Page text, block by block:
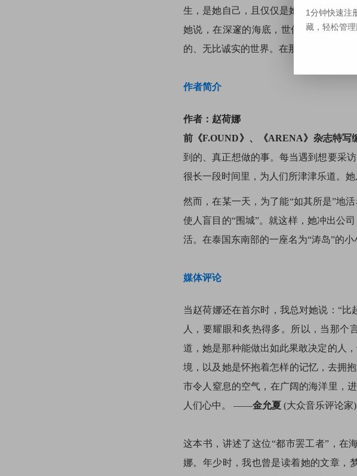
生，是她自己，且仅仅是她自己，所选
她说，在深邃的海底，世俗的语言变得
的、无比诚实的世界。在那片海里，今
作者简介
作者：赵荷娜
前《F.OUND》、《ARENA》杂志特写
到的、真正想做的事。每当遇到想要采
很长一段时间里，为人们所津津乐道。
然而，在某一天，为了能“如其所是”地
使人盲目的“围城”。就这样，她冲出公
活。在泰国东南部的一座名为“涛岛”的
媒体评论
当赵荷娜还在首尔时，我总对她说：“
人，要耀眼和炙热得多。所以，当那个
道，她是那种能做出如此果敢决定的人
境，以及她是怀抱着怎样的记忆，去拥
市令人窒息的空气，在广阔的海洋里，
人们心中。 ——金允夏 (大众音乐评论家)
这本书，讲述了这位“都市罢工者”，在
娜。年少时，我也曾是读着她的文章，
1分钟快速注
藏，轻松管